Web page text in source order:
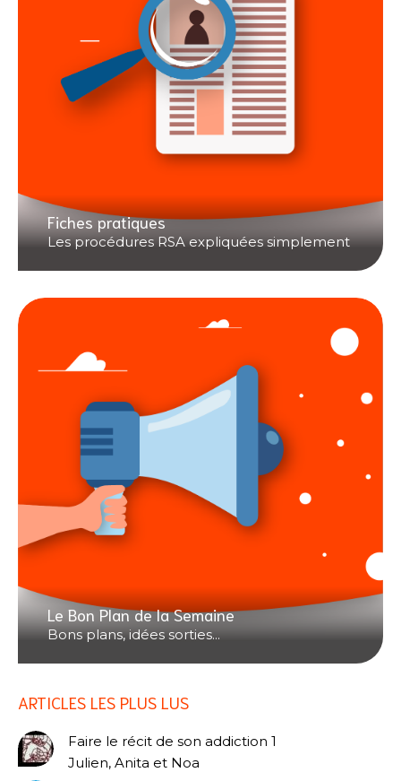
Fiches pratiques
Les procédures RSA expliquées simplement
Le Bon Plan de la Semaine
Bons plans, idées sorties...
ARTICLES LES PLUS LUS
Faire le récit de son addiction 1
Julien, Anita et Noa